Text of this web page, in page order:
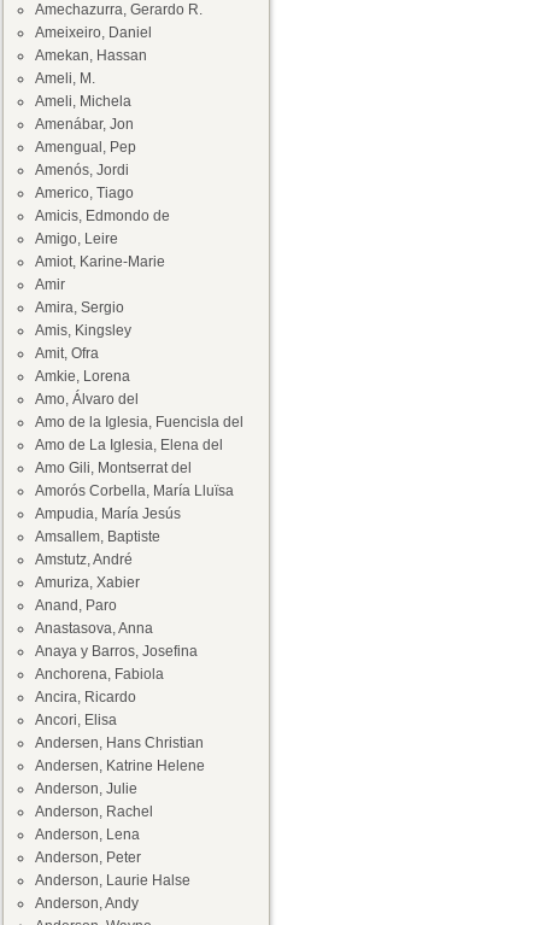
Amechazurra, Gerardo R.
Ameixeiro, Daniel
Amekan, Hassan
Ameli, M.
Ameli, Michela
Amenábar, Jon
Amengual, Pep
Amenós, Jordi
Americo, Tiago
Amicis, Edmondo de
Amigo, Leire
Amiot, Karine-Marie
Amir
Amira, Sergio
Amis, Kingsley
Amit, Ofra
Amkie, Lorena
Amo, Álvaro del
Amo de la Iglesia, Fuencisla del
Amo de La Iglesia, Elena del
Amo Gili, Montserrat del
Amorós Corbella, María Lluïsa
Ampudia, María Jesús
Amsallem, Baptiste
Amstutz, André
Amuriza, Xabier
Anand, Paro
Anastasova, Anna
Anaya y Barros, Josefina
Anchorena, Fabiola
Ancira, Ricardo
Ancori, Elisa
Andersen, Hans Christian
Andersen, Katrine Helene
Anderson, Julie
Anderson, Rachel
Anderson, Lena
Anderson, Peter
Anderson, Laurie Halse
Anderson, Andy